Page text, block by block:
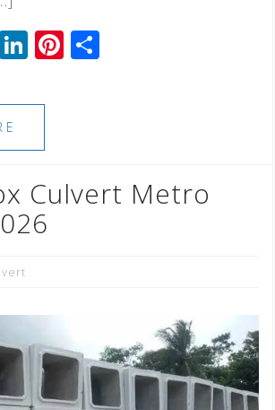
E Li
k
dI
n
Pi
st
Culvert Metro